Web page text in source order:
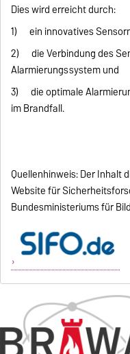
Dies wird erreicht durch:
1) ein innovatives
2) die Verbindung des
Alarmierungssystem und
3) die optimale
im Brandfall.
Quellenhinweis: Der Inhalt
Website für
Bundesministeriums für